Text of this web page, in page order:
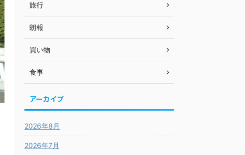
旅行
朗報
買い物
食事
アーカイブ
2026年8月
2026年7月